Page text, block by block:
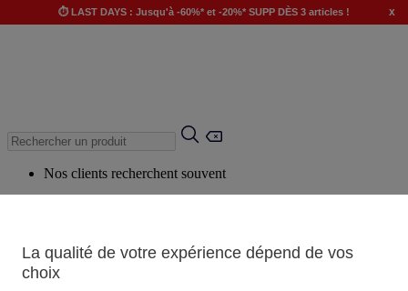
⏱️ LAST DAYS : Jusqu'à -60%* et -20%* SUPP DÈS 3 articles ! x
Nos clients recherchent souvent
Produits suggérés
Voir tous les produits
La qualité de votre expérience dépend de vos
choix